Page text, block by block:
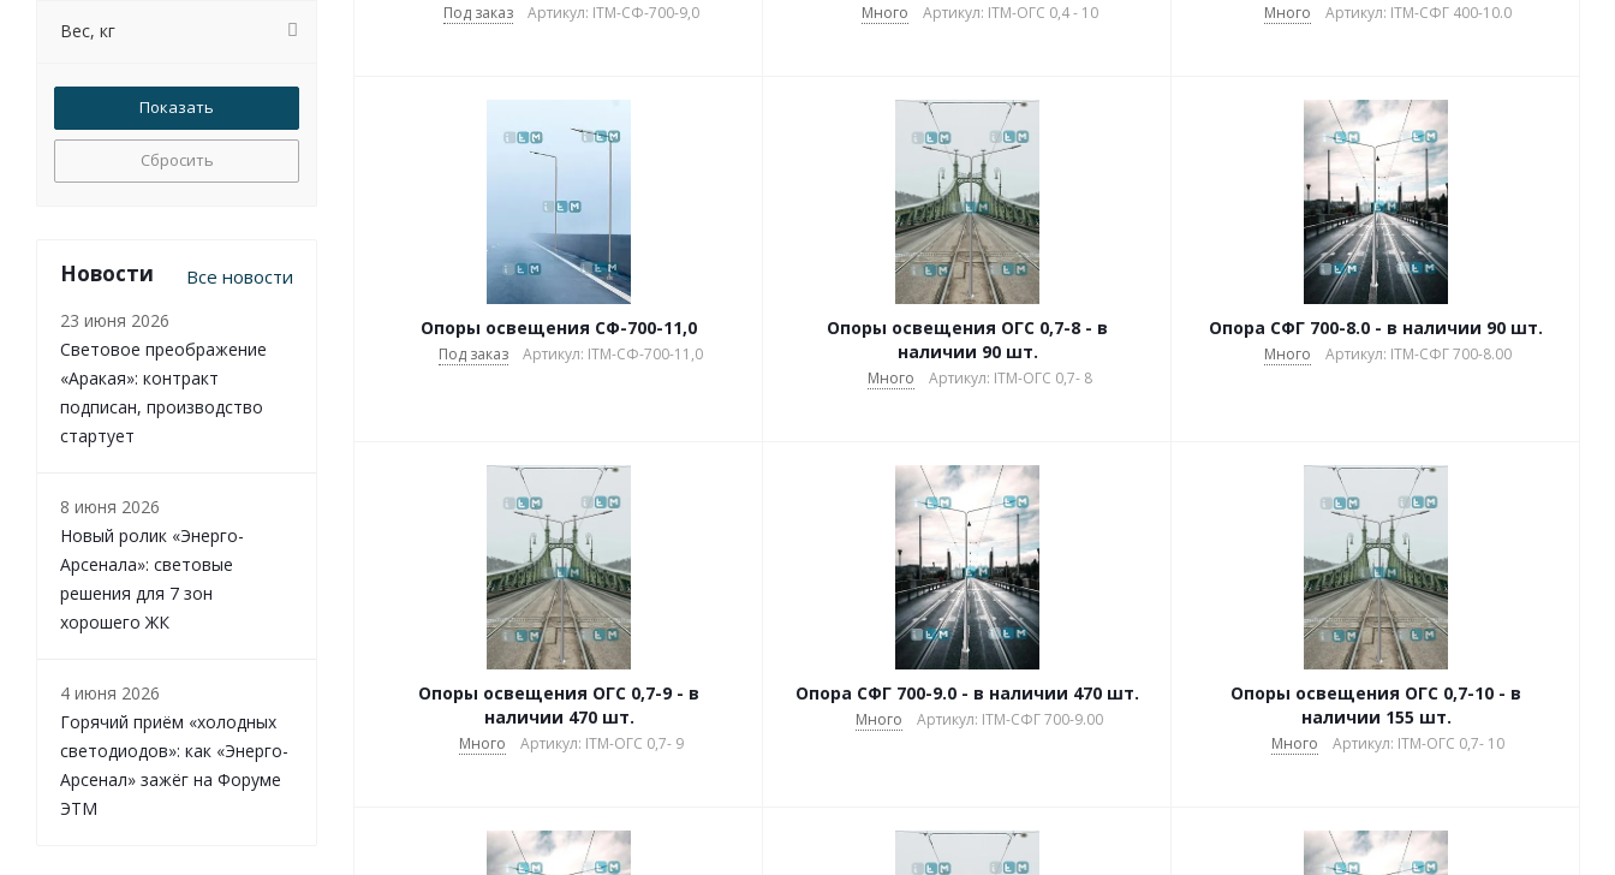
Под заказ Артикул: ITM-СФ-700-9,0 Много Артикул: ITM-ОГС 0,4 - 10 Много Артикул: ITM-СФГ 400-10.0
Опоры освещения СФ-700-11,0
Под заказ Артикул: ITM-СФ-700-11,0
Опоры освещения ОГС 0,7-8 - в
наличии 90 шт.
Много Артикул: ITM-ОГС 0,7- 8
Опора СФГ 700-8.0 - в наличии 90 шт.
Много Артикул: ITM-СФГ 700-8.00
Опоры освещения ОГС 0,7-9 - в
наличии 470 шт.
Много Артикул: ITM-ОГС 0,7- 9
Опора СФГ 700-9.0 - в наличии 470 шт.
Много Артикул: ITM-СФГ 700-9.00
Опоры освещения ОГС 0,7-10 - в
наличии 155 шт.
Много Артикул: ITM-ОГС 0,7- 10
Вес, кг
Сбросить
Новости Все новости
23 июня 2026
Световое преображение
«Аракая»: контракт
подписан, производство
стартует
8 июня 2026
Новый ролик «Энерго-
Арсенала»: световые
решения для 7 зон
хорошего ЖК
4 июня 2026
Горячий приём «холодных
светодиодов»: как «Энерго-
Арсенал» зажёг на Форуме
ЭТМ